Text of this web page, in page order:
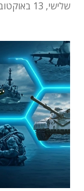
שלישי, 13 באוקטובר 2026